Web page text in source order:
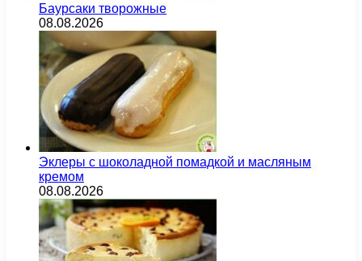
Баурсаки творожные
08.08.2026
Эклеры с шоколадной помадкой и масляным
кремом
08.08.2026